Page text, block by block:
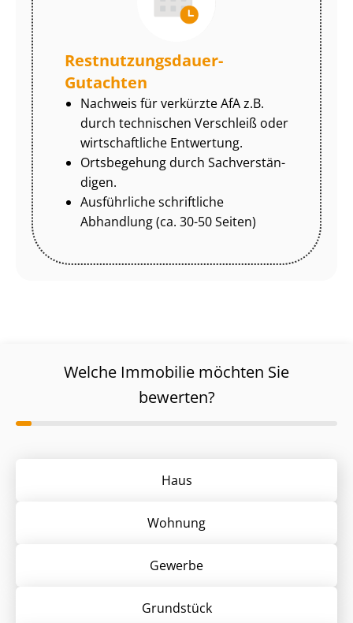
Rest­nut­zungs­dau­er-
Gutachten
Nachweis für verkürzte AfA z.B.
durch technischen Verschleiß oder
wirtschaftliche Entwertung.
Ortsbegehung durch Sach­ver­stän­
di­gen.
Ausführliche schriftliche
Abhandlung (ca. 30-50 Seiten)
Welche Immobilie möchten Sie
bewerten?
Haus
Wohnung
Gewerbe
Grund­stück